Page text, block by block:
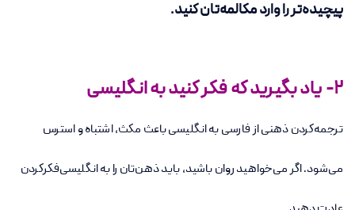
پیچیده‌تر را وارد مکالمه‌تان کنید.
2- یاد بگیرید که فکر کنید به انگلیسی
ترجمه‌کردن ذهنی از فارسی به انگلیسی باعث مکث، اشتباه و استرس
می‌شود. اگر می‌خواهید روان باشید، باید ذهن‌تان را به انگلیسی‌فکرکردن